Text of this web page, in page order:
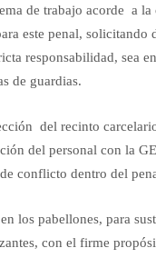
de trabajo acorde a la
este penal, solicitando
responsabilidad, sea
de guardias.
del recinto
del personal con la
conflicto dentro del
los pabellones, para
con el firme